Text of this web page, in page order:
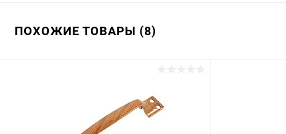
ПОХОЖИЕ ТОВАРЫ (8)